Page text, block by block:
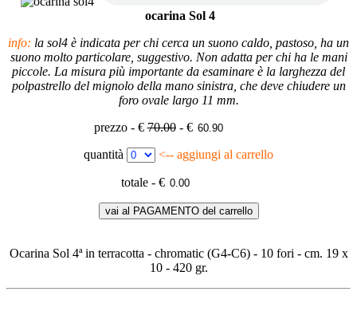
ocarina Sol 4
info: la sol4 è indicata per chi cerca un suono caldo, pastoso, ha un
suono molto particolare, suggestivo. Non adatta per chi ha le mani
piccole. La misura più importante da esaminare è la larghezza del
polpastrello del mignolo della mano sinistra, che deve chiudere un
foro ovale largo 11 mm.
prezzo - €70.00- €
quantità
<-- aggiungi al carrello
totale - €
vai al PAGAMENTO del carrello
Ocarina Sol 4ª in terracotta - chromatic (G4-C6) - 10 fori - cm. 19 x
10 - 420 gr.